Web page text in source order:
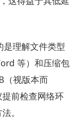
理解文件类型
等）和压缩包
（视版本而
前检查网络环
。